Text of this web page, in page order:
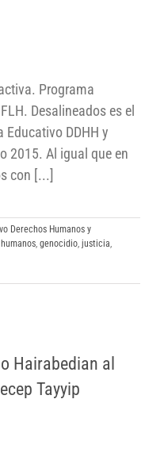
Programa
Desalineados es el
Educativo DDHH y
2015. Al igual que en
con [...]
Derechos Humanos y
, genocidio, justicia,
Tayyip Erdogan
Hairabedian al
Tayyip